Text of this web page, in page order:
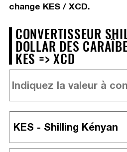
change KES / XCD.
CONVERTISSEUR
DOLLAR DES
KES => XCD